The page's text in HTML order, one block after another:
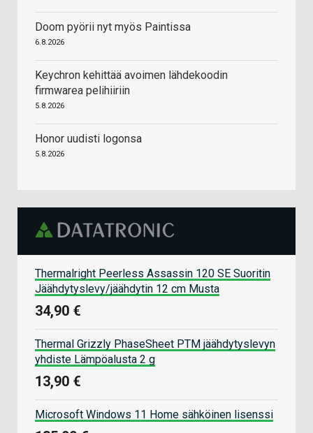
Doom pyörii nyt myös Paintissa
6.8.2026
Keychron kehittää avoimen lähdekoodin
firmwarea pelihiiriin
5.8.2026
Honor uudisti logonsa
5.8.2026
Thermalright Peerless Assassin 120 SE Suoritin
Jäähdytyslevy/jäähdytin 12 cm Musta
34,90 €
Thermal Grizzly PhaseSheet PTM jäähdytyslevyn
yhdiste Lämpöalusta 2 g
13,90 €
Microsoft Windows 11 Home sähköinen lisenssi